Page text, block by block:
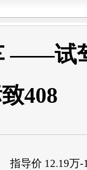
——试
408
导价 12.19万-